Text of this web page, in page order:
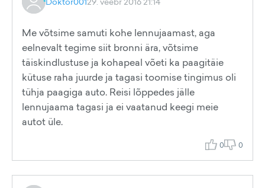
Me võtsime samuti kohe lennujaamast, aga
eelnevalt tegime siit bronni ära, võtsime
täiskindlustuse ja kohapeal võeti ka paagitäie
kütuse raha juurde ja tagasi toomise tingimus oli
tühja paagiga auto. Reisi lõppedes jälle
lennujaama tagasi ja ei vaatanud keegi meie
autot üle.
0 0